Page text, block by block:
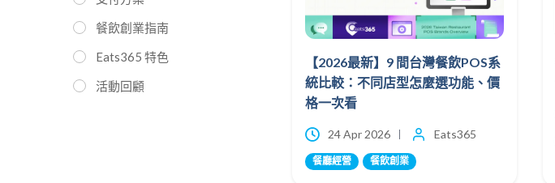
餐飲創業指南
Eats365 特色
活動回顧
【2026最新】9 間台灣餐飲POS系
統比較：不同店型怎麼選功能、價
格一次看
24 Apr 2026 Eats365
餐廳經營 餐飲創業